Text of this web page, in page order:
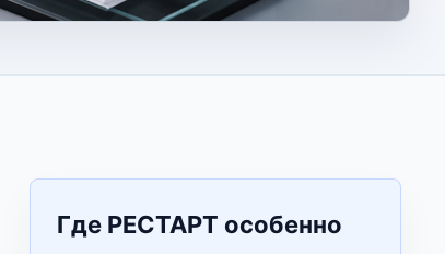
Где РЕСТАРТ особенно